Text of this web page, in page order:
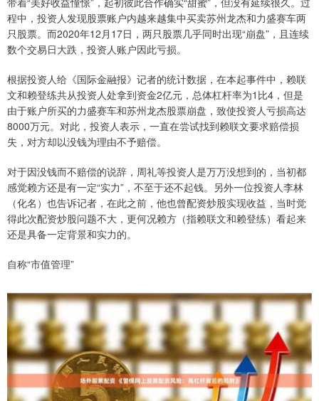
程中，投资人发现股票账户内越来越集中买卖苏州龙杰和力盛赛车两
只股票。而2020年12月17日，两只股票几乎同时出现“崩盘”，且连续
数个交易日大跌，投资人账户因此亏损。
根据投资人给《国际金融报》记者的统计数据，在本起事件中，赖联
文和赖登练共从投资人处拿到资金2亿元，总体杠杆率为1比4，但是
由于账户所买的力盛赛车和苏州龙杰股票崩盘，致使投资人亏损高达
8000万元。对此，投资人表示，一直在尝试找到赖联文要求赔偿损
失，对方却以没钱为理由不予赔偿。
对于因没钱而不赔偿的说辞，周礼等投资人是万万没想到的，当初都
感觉赖方还是有一定“实力”，不至于还不起钱。另外一位投资人李林
（化名）也告诉记者，在此之前，他也曾配资炒股实现收益，当时觉
得此次配资炒股问题不大，更何况赖方（指赖联文和赖登练）看起来
还是具备一定背景和实力的。
自称“市值管理”